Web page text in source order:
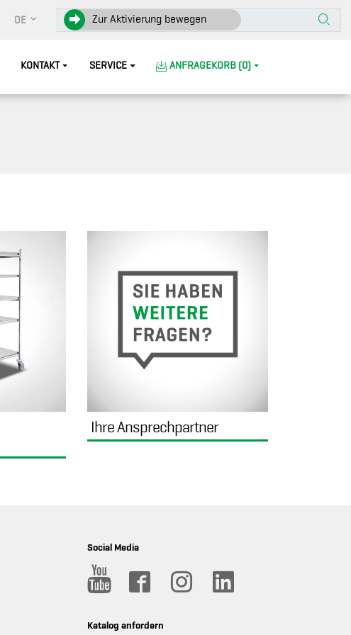
DE Zur Aktivierung bewegen
KONTAKT SERVICE ANFRAGEKORB (0)
Ihre Ansprechpartner
Social Media
Katalog anfordern